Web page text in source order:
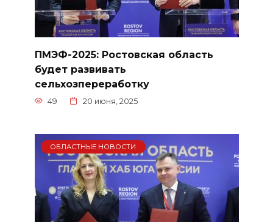
ПМЭФ-2025: Ростовская область
будет развивать
сельхозпереработку
49 20 июня, 2025
ОБЛАСТНЫЕ НОВОСТИ